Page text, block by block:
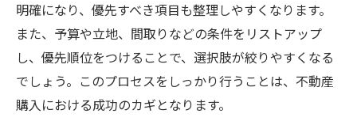
明確になり、優先すべき項目も整理しやすくなります。
また、予算や立地、間取りなどの条件をリストアップ
し、優先順位をつけることで、選択肢が絞りやすくなる
でしょう。このプロセスをしっかり行うことは、不動産
購入における成功のカギとなります。